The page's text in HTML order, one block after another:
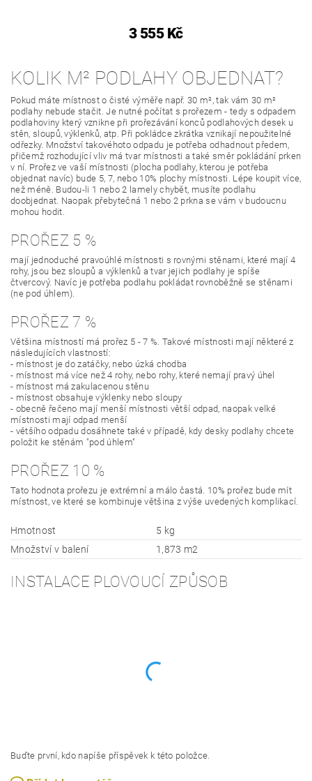
3 555 Kč
KOLIK M² PODLAHY OBJEDNAT?
Pokud máte místnost o čisté výměře např. 30 m², tak vám 30 m²
podlahy nebude stačit. Je nutné počítat s prořezem - tedy s odpadem
podlahoviny který vznikne při prořezávání konců podlahových desek u
stěn, sloupů, výklenků, atp. Při pokládce zkrátka vznikají nepoužitelné
odřezky. Množství takovéhoto odpadu je potřeba odhadnout předem,
přičemž rozhodující vliv má tvar místnosti a také směr pokládání prken
v ní. Prořez ve vaší místnosti (plocha podlahy, kterou je potřeba
objednat navíc) bude 5, 7, nebo 10% plochy místnosti. Lépe koupit více,
než méně. Budou-li 1 nebo 2 lamely chybět, musíte podlahu
doobjednat. Naopak přebytečná 1 nebo 2 prkna se vám v budoucnu
mohou hodit.
PROŘEZ 5 %
mají jednoduché pravoúhlé místnosti s rovnými stěnami, které mají 4
rohy, jsou bez sloupů a výklenků a tvar jejich podlahy je spíše
čtvercový. Navíc je potřeba podlahu pokládat rovnoběžně se stěnami
(ne pod úhlem).
PROŘEZ 7 %
Většina místností má prořez 5 - 7 %. Takové místnosti mají některé z
následujících vlastností:
- místnost je do zatáčky, nebo úzká chodba
- místnost má více než 4 rohy, nebo rohy, které nemají pravý úhel
- místnost má zakulacenou stěnu
- místnost obsahuje výklenky nebo sloupy
- obecně řečeno mají menší místnosti větší odpad, naopak velké
místnosti mají odpad menší
- většího odpadu dosáhnete také v případě, kdy desky podlahy chcete
položit ke stěnám "pod úhlem"
PROŘEZ 10 %
Tato hodnota prořezu je extrémní a málo častá. 10% prořez bude mít
místnost, ve které se kombinuje většina z výše uvedených komplikací.
Hmotnost
5 kg
Množství v balení
1,873 m2
INSTALACE PLOVOUCÍ ZPŮSOB
Buďte první, kdo napíše příspěvek k této položce.